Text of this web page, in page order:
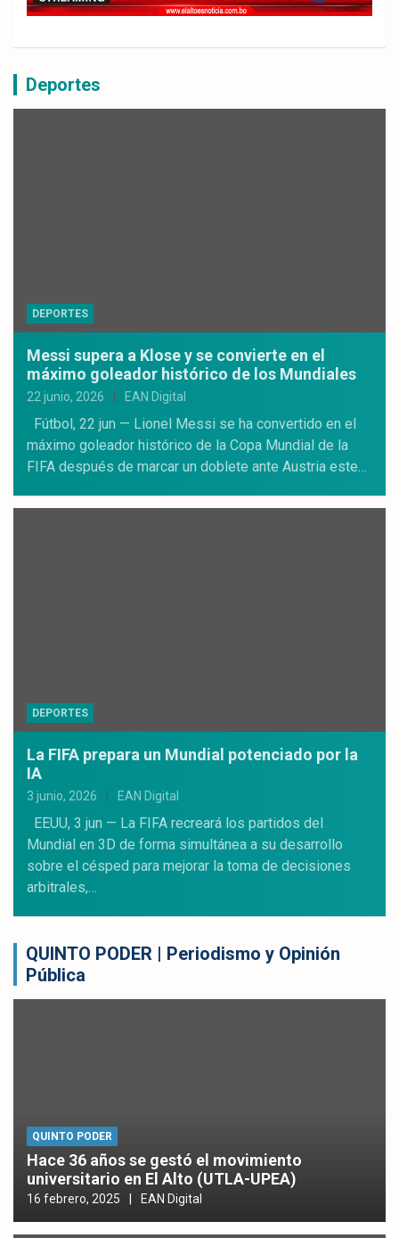
Deportes
DEPORTES
Messi supera a Klose y se convierte en el
máximo goleador histórico de los Mundiales
22 junio, 2026 EAN Digital
Fútbol, 22 jun — Lionel Messi se ha convertido en el
máximo goleador histórico de la Copa Mundial de la
FIFA después de marcar un doblete ante Austria este…
DEPORTES
La FIFA prepara un Mundial potenciado por la
IA
3 junio, 2026 EAN Digital
EEUU, 3 jun — La FIFA recreará los partidos del
Mundial en 3D de forma simultánea a su desarrollo
sobre el césped para mejorar la toma de decisiones
arbitrales,…
QUINTO PODER | Periodismo y Opinión
Pública
QUINTO PODER
Hace 36 años se gestó el movimiento
universitario en El Alto (UTLA-UPEA)
16 febrero, 2025 EAN Digital